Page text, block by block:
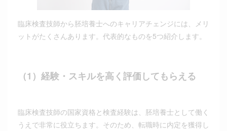
臨床検査技師から胚培養士へのキャリアチェンジには、メリ
ットがたくさんあります。代表的なものを5つ紹介します。
（1）経験・スキルを高く評価してもらえる
臨床検査技師の国家資格と検査経験は、胚培養士として働く
うえで非常に役立ちます。そのため、転職時に内定を獲得し